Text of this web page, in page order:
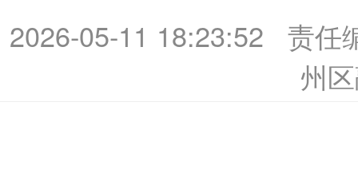
2026-05-11 18:23:52
责任
州